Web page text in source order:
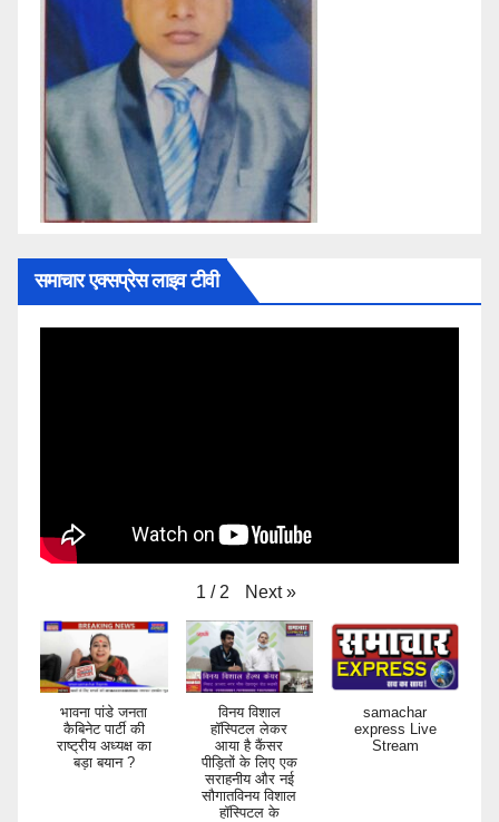
समाचार एक्सप्रेस लाइव टीवी
1 / 2 Next »
भावना पांडे जनता
कैबिनेट पार्टी की
राष्ट्रीय अध्यक्ष का
बड़ा बयान ?
विनय विशाल
हॉस्पिटल लेकर
आया है कैंसर
पीड़ितों के लिए एक
सराहनीय और नई
सौगातविनय विशाल
हॉस्पिटल के
samachar
express Live
Stream